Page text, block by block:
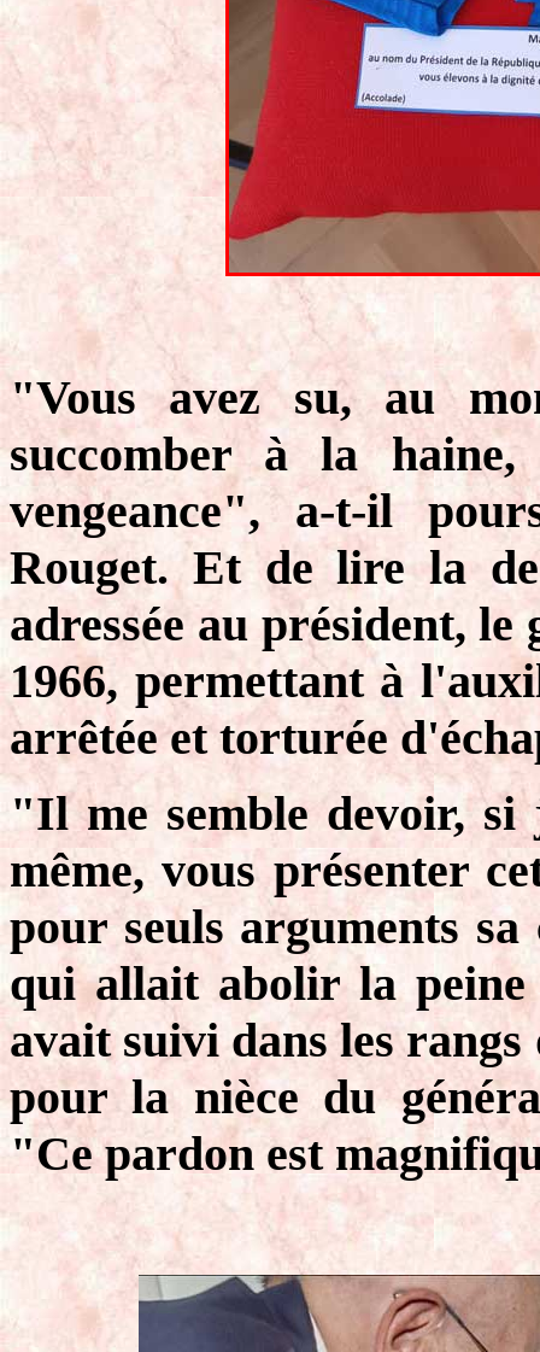
"Vous avez su, au
succomber à la
vengeance", a-t-il
Rouget. Et de lire la
adressée au président,
1966, permettant à
arrêtée et torturée
"Il me semble devoir, si
même, vous présenter
pour seuls arguments
qui allait abolir la
avait suivi dans les
pour la nièce du
"Ce pardon est